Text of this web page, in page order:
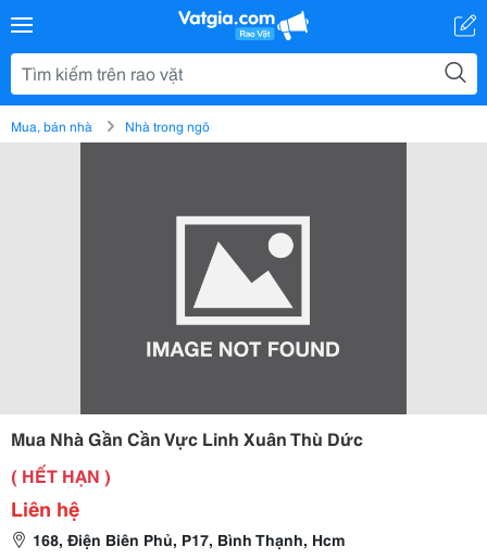
Mua, bán nhà Nhà trong ngõ
Mua Nhà Gần Cần Vực Linh Xuân Thù Dức
( HẾT HẠN )
Liên hệ
168, Điện Biên Phủ, P17, Bình Thạnh, Hcm